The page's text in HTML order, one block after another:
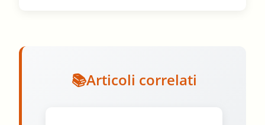
Articoli correlati